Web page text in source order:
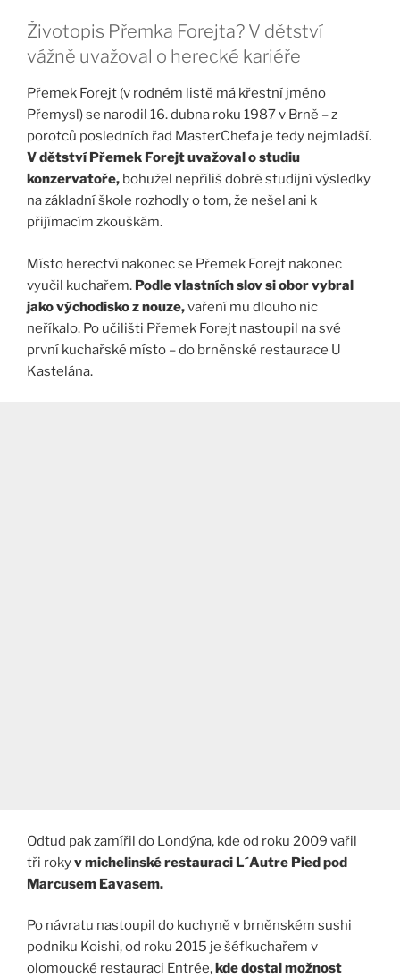
Životopis Přemka Forejta? V dětství
vážně uvažoval o herecké kariéře
Přemek Forejt (v rodném listě má křestní jméno
Přemysl) se narodil 16. dubna roku 1987 v Brně – z
porotců posledních řad MasterChefa je tedy nejmladší.
V dětství Přemek Forejt uvažoval o studiu
konzervatoře, bohužel nepříliš dobré studijní výsledky
na základní škole rozhodly o tom, že nešel ani k
přijímacím zkouškám.
Místo herectví nakonec se Přemek Forejt nakonec
vyučil kuchařem. Podle vlastních slov si obor vybral
jako východisko z nouze,vaření mu dlouho nic
neříkalo. Po učilišti Přemek Forejt nastoupil na své
první kuchařské místo – do brněnské restaurace U
Kastelána.
Odtud pak zamířil do Londýna, kde od roku 2009 vařil
tři rokyv michelinské restauraci L´Autre Pied pod
Marcusem Eavasem.
Po návratu nastoupil do kuchyně v brněnském sushi
podniku Koishi, od roku 2015 je šéfkuchařem v
olomoucké restauraci Entrée,kde dostal možnost